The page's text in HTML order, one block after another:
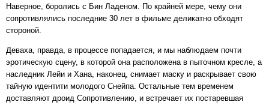
Наверное, боролись с Бин Ладеном. По крайней мере, чему они
сопротивлялись последние 30 лет в фильме деликатно обходят
стороной.
Деваха, правда, в процессе попадается, и мы наблюдаем почти
эротическую сцену, в которой она расположена в пыточном кресле, а
наследник Лейи и Хана, наконец, снимает маску и раскрывает свою
тайную идентити молодого Снейпа. Остальные тем временем
доставляют дроид Сопротивлению, и встречает их постаревшая